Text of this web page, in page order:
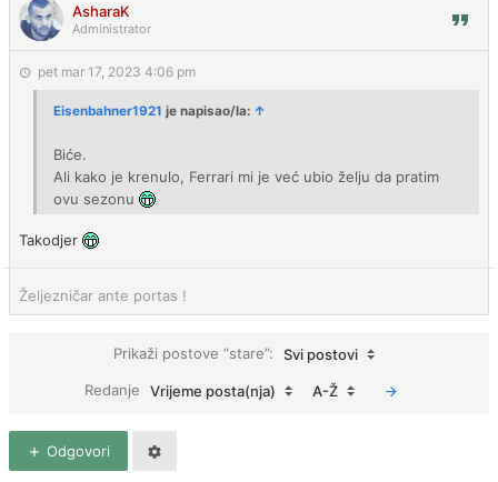
AsharaK
Administrator
pet mar 17, 2023 4:06 pm
Eisenbahner1921 je napisao/la: ↑
Biće.
Ali kako je krenulo, Ferrari mi je već ubio želju da pratim
ovu sezonu
Takodjer
Željezničar ante portas !
Prikaži postove “stare”:
Svi postovi
Redanje
Vrijeme posta(nja) A-Ž
Odgovori